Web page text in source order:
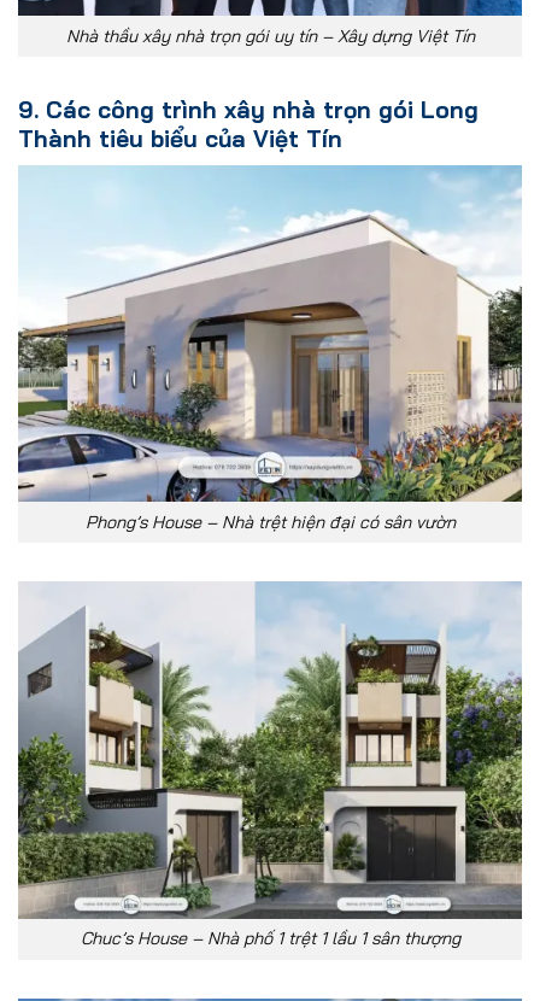
Nhà thầu xây nhà trọn gói uy tín – Xây dựng Việt Tín
9. Các công trình xây nhà trọn gói Long
Thành tiêu biểu của Việt Tín
Phong’s House – Nhà trệt hiện đại có sân vườn
Chuc’s House – Nhà phố 1 trệt 1 lầu 1 sân thượng